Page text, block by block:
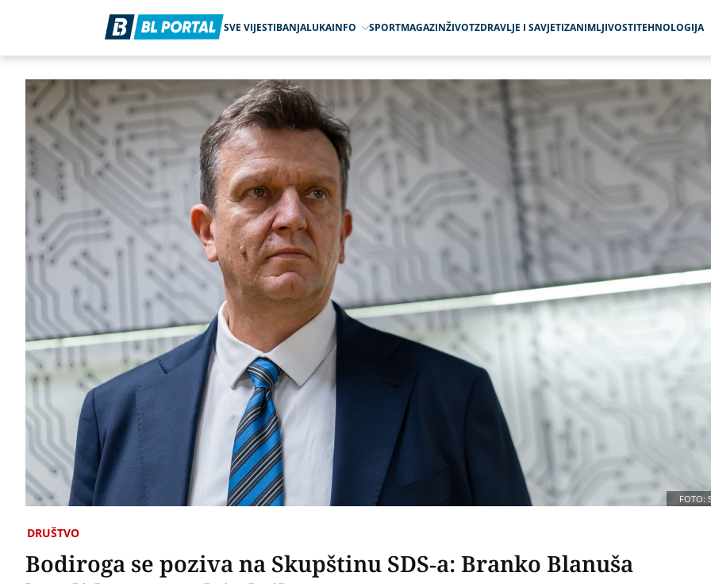
SVE VIJESTIBANJALUKAINFO SPORTMAGAZINŽIVOTZDRAVLJE I SAVJETIZANIMLJIVOSTITEHNOLOGIJA
FOTO:
DRUŠTVO
Bodiroga se poziva na Skupštinu SDS-a: Branko Blanuša